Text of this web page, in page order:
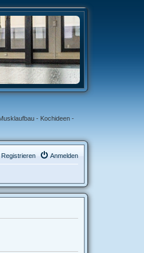
- Kochideen -
Anmelden
Registrieren